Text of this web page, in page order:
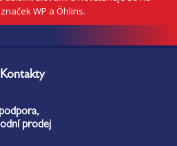
WP a Öhlins.
Kontakty
prodej